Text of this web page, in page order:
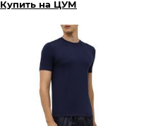
Купить на ЦУМ